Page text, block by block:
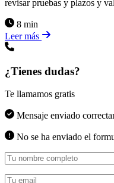
revisar pruebas y plazos y
8 min
Leer más
¿Tienes dudas?
Te llamamos gratis
Mensaje enviado
No se ha enviado el